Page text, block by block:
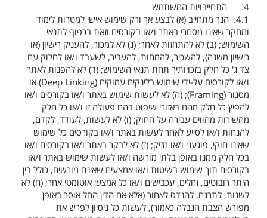
4.
התחייבויות המשתמש
4.1.
הנך מתחייב (א) לבצע אך ורק שימוש אישי למטרות לימוד
ומחקר שאינו מסחרי באתר ו/או בקורסים וזאת בכפוף לתנאי
השימוש; (ב) לא להתחזות לאחר; (ג) לא למכור, להעניק רישיון (או
רישיון משנה), להשכיר, להמחות, להעביר, לשעבד ו/או לחלוק עם
צד ג' כל חלק בזכויותיך תחת תנאי השימוש; (ד) לא להפנות לאתר
ו/או לקורסים על-ידי שימוש בלינקים עמוקים (Deep Linking) או
מסגור (Framing); (ה) לא לעשות שימוש באתר ו/או בקורסים ו/או
להפיץ כל חלק מהם באזורי שיפוט בהם פעולה זו ו/או כל חלק
מהשירות מהווים עבירה על החוק; (ו) לא לעשות, לעודד, לקדם,
להנחות ו/או לסייע לאחר לעשות באתר ו/או בקורסים כל שימוש
שאינו חוקי, פוגעני ו/או מזיק; (ז) לא לבקר באתר ו/או בקורסים ו/או
בכל חלק ממנו באופן בלתי מורשה ו/או לעשות שימוש באתר ו/או
בקורסים תוך שימוש בשיטות ו/או אמצעים שאינם מורשים, כולל בין
היתר רובוטים, זחלים, עכבישים ו/או כל אמצעי אוטומטי אחר; (ח) לא
לשנות, לתרגם, להנדס לאחור (אלא אם הדין החל אוסר באופן
מפורש הצבת הגבלה כאמור), לעשות כל ניסיון לפרש את